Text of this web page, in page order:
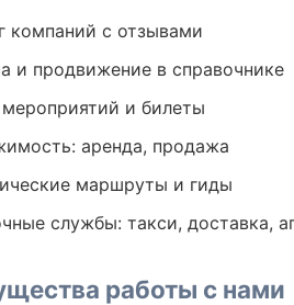
компаний с отзывами
и продвижение в справочнике
и билеты
аренда, продажа
маршруты и гиды
службы: такси, доставка,
работы с нами